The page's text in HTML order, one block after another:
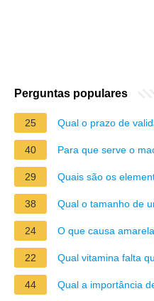
Perguntas populares
25 Qual o prazo de
40 Para que serve o
29 Quais são os
38 Qual o tamanho de
24 O que causa
22 Qual vitamina falta
44 Qual a importância